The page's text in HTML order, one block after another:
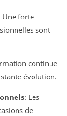
Une forte
sont
continue
évolution.
: Les
de